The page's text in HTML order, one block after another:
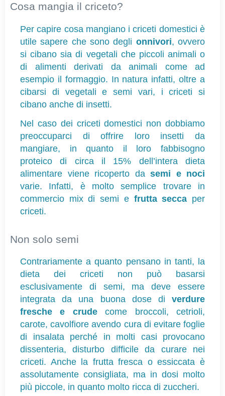
Cosa mangia il criceto?
Per capire cosa mangiano i criceti domestici è
utile sapere che sono degli onnivori, ovvero
si cibano sia di vegetali che piccoli animali o
di alimenti derivati da animali come ad
esempio il formaggio. In natura infatti, oltre a
cibarsi di vegetali e semi vari, i criceti si
cibano anche di insetti.
Nel caso dei criceti domestici non dobbiamo
preoccuparci di offrire loro insetti da
mangiare, in quanto il loro fabbisogno
proteico di circa il 15% dell’intera dieta
alimentare viene ricoperto da semi e noci
varie. Infatti, è molto semplice trovare in
commercio mix di semi e frutta secca per
criceti.
Non solo semi
Contrariamente a quanto pensano in tanti, la
dieta dei criceti non può basarsi
esclusivamente di semi, ma deve essere
integrata da una buona dose di verdure
fresche e crude come broccoli, cetrioli,
carote, cavolfiore avendo cura di evitare foglie
di insalata perché in molti casi provocano
dissenteria, disturbo difficile da curare nei
criceti. Anche la frutta fresca o essiccata è
assolutamente consigliata, ma in dosi molto
più piccole, in quanto molto ricca di zuccheri.